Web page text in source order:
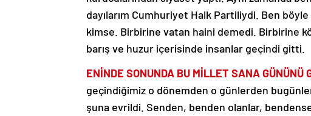
dayılarım Cumhuriyet Halk Partiliydi. Ben
kimse. Birbirine vatan haini demedi. Birbirine
barış ve huzur içerisinde insanlar geçindi gitti.
ENİNDE SONUNDA BU MİLLET SANA GÜNÜNÜ
geçindiğimiz o dönemden o günlerden
şuna evrildi. Senden, benden olanlar,